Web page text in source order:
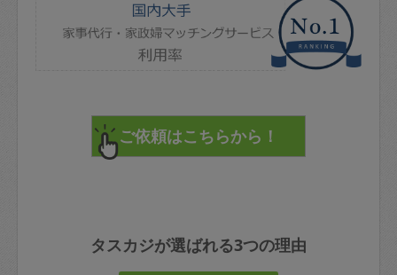
タスカジが選ばれる3つの理由